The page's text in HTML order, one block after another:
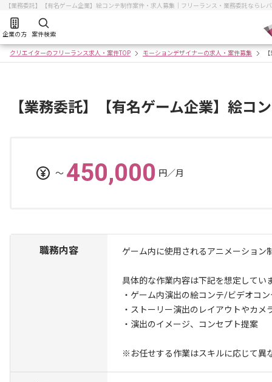
【業務委託】【有名ゲーム企業】絵コンテ制作案件・求人募集｜フリーランス・業務委託ならレ
企業の方 案件検索
クリエイターのフリーランス求人・案件TOP モーションデザイナーの求人・案件募集
【業務委託】【有名ゲーム企業】絵コ
〜 450,000 円／月
職務内容 ゲーム内に使用されるアニメーション
具体的な作業内容は下記を想定してい
・ゲーム内演出の絵コンテ/ビデオコ
・ストーリー演出のレイアウトやカメ
・演出のイメージ、コンセプト提案
※お任せする作業はスキルに応じて異